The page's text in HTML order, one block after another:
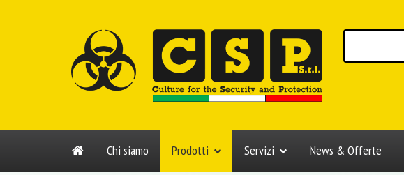
Chi siamo Prodotti Servizi News & Offerte